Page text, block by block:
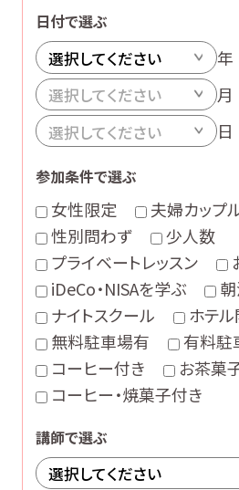
日付で選ぶ
年
月
日
参加条件で選ぶ
女性限定
夫婦カップ
性別問わず
少人数
プライベートレッスン
iDeCo・NISAを学ぶ
ナイトスクール
ホテ
無料駐車場有
有料駐
コーヒー付き
お茶菓
コーヒー・焼菓子付き
講師で選ぶ